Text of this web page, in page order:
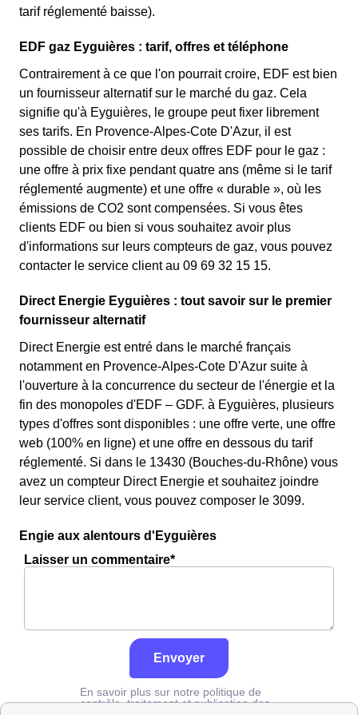
tarif réglementé baisse).
EDF gaz Eyguières : tarif, offres et téléphone
Contrairement à ce que l'on pourrait croire, EDF est bien
un fournisseur alternatif sur le marché du gaz. Cela
signifie qu'à Eyguières, le groupe peut fixer librement
ses tarifs. En Provence-Alpes-Cote D'Azur, il est
possible de choisir entre deux offres EDF pour le gaz :
une offre à prix fixe pendant quatre ans (même si le tarif
réglementé augmente) et une offre « durable », où les
émissions de CO2 sont compensées. Si vous êtes
clients EDF ou bien si vous souhaitez avoir plus
d'informations sur leurs compteurs de gaz, vous pouvez
contacter le service client au 09 69 32 15 15.
Direct Energie Eyguières : tout savoir sur le premier
fournisseur alternatif
Direct Energie est entré dans le marché français
notamment en Provence-Alpes-Cote D'Azur suite à
l'ouverture à la concurrence du secteur de l'énergie et la
fin des monopoles d'EDF – GDF. à Eyguières, plusieurs
types d'offres sont disponibles : une offre verte, une offre
web (100% en ligne) et une offre en dessous du tarif
réglementé. Si dans le 13430 (Bouches-du-Rhône) vous
avez un compteur Direct Energie et souhaitez joindre
leur service client, vous pouvez composer le 3099.
Engie aux alentours d'Eyguières
Laisser un commentaire*
Envoyer
En savoir plus sur notre politique de
contrôle, traitement et publication des